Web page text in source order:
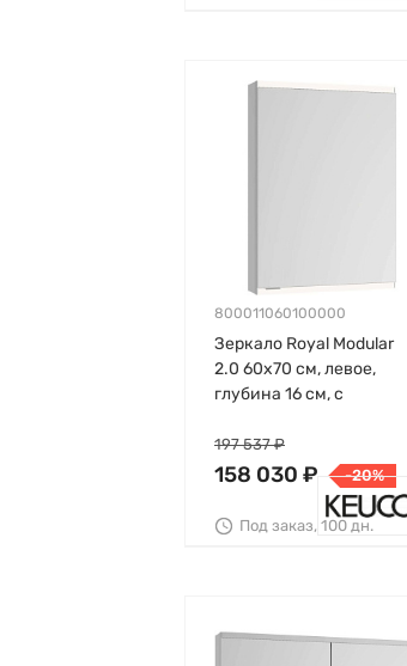
800011060100000
Зеркало Royal Modular
2.0 60х70 см, левое,
глубина 16 см, с
158 030 ₽
197 537 ₽
-20%
Под заказ, 100 дн.